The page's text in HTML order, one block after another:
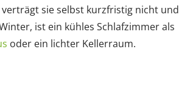
sie selbst kurzfristig nicht und
ist ein kühles Schlafzimmer als
oder ein lichter Kellerraum.